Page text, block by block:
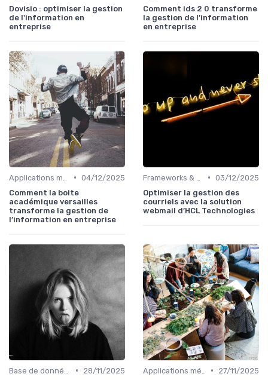
Dovisio : optimiser la gestion
de l'information en
entreprise
Comment ids 2 0 transforme
la gestion de l’information
en entreprise
• 04/12/2025
Comment la boite
académique versailles
transforme la gestion de
l’information en entreprise
• 03/12/2025
Optimiser la gestion des
courriels avec la solution
webmail d’HCL Technologies
•
28/11/2025
•
27/11/2025